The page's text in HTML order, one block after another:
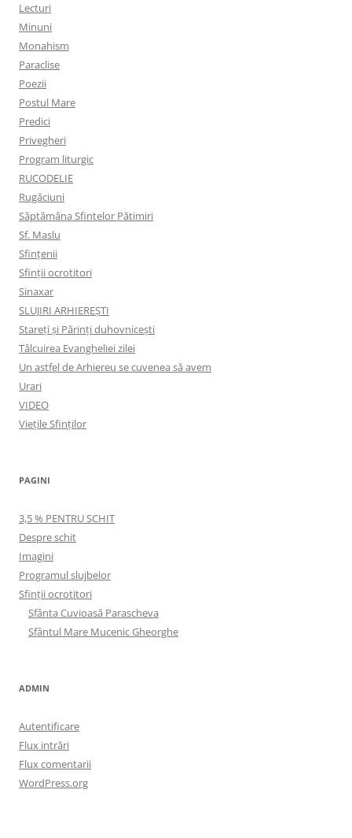
Lecturi
Minuni
Monahism
Paraclise
Poezii
Postul Mare
Predici
Privegheri
Program liturgic
RUCODELIE
Rugăciuni
Săptămâna Sfintelor Pătimiri
Sf. Maslu
Sfințenii
Sfinții ocrotitori
Sinaxar
SLUJIRI ARHIEREȘTI
Stareți și Părinți duhovnicești
Tâlcuirea Evangheliei zilei
Un astfel de Arhiereu se cuvenea să avem
Urari
VIDEO
Viețile Sfinților
PAGINI
3,5 % PENTRU SCHIT
Despre schit
Imagini
Programul slujbelor
Sfinţii ocrotitori
Sfânta Cuvioasă Parascheva
Sfântul Mare Mucenic Gheorghe
ADMIN
Autentificare
Flux intrări
Flux comentarii
WordPress.org